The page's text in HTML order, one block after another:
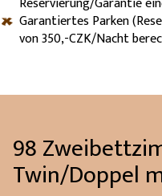
Garantiertes Parken
von 350,-CZK/Nacht
98
Twin/Doppel